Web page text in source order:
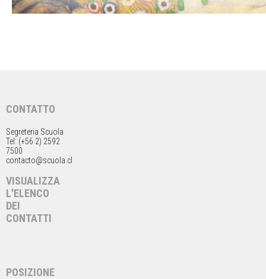
CONTATTO
Segreteria Scuola
Tel: (+56 2) 2592
7500
contacto@scuola.cl
VISUALIZZA
L'ELENCO
DEI
CONTATTI
POSIZIONE